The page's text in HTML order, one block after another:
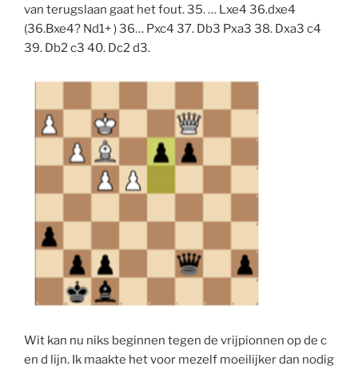
van terugslaan gaat het fout. 35. … Lxe4 36.dxe4
(36.Bxe4? Nd1+ ) 36… Pxc4 37. Db3 Pxa3 38. Dxa3 c4
39. Db2 c3 40. Dc2 d3.
Wit kan nu niks beginnen tegen de vrijpionnen op de c
en d lijn. Ik maakte het voor mezelf moeilijker dan nodig